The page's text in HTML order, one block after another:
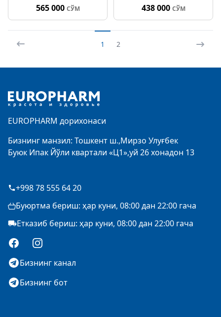
565 000 СЎМ 438 000 СЎМ
1 2
EUROPHARM дорихонаси
Бизнинг манзил: Тошкент ш.,Мирзо Улуғбек
Буюк Ипак Йўли квартали «Ц1»,уй 26 хонадон 13
+998 78 555 64 20
Буюртма бериш: ҳар куни, 08:00 дан 22:00 гача
Етказиб бериш: ҳар куни, 08:00 дан 22:00 гача
FacebookInstagram
Бизнинг канал
Бизнинг бот